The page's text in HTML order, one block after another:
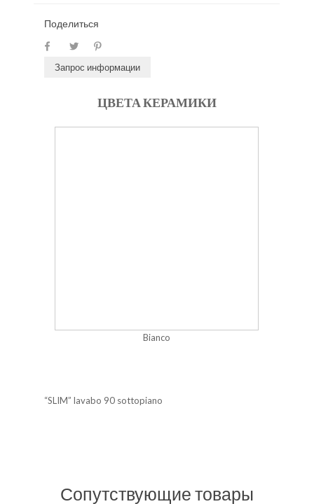
Поделиться
Запрос информации
ЦВЕТА КЕРАМИКИ
Bianco
“SLIM” lavabo 90 sottopiano
Сопутствующие товары